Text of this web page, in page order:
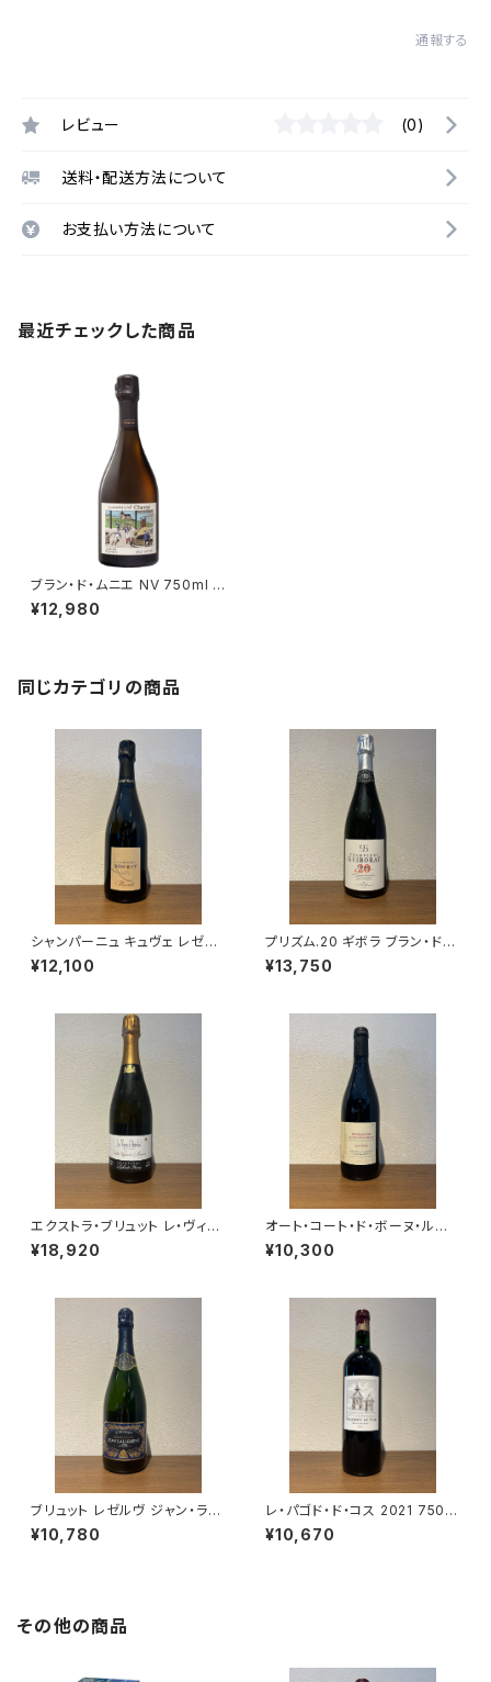
通報する
レビュー (0)
送料・配送方法について
お支払い方法について
最近チェックした商品
ブラン・ド・ムニエ NV 750ml シ
ャヴォスト
¥12,980
同じカテゴリの商品
シャンパーニュ キュヴェ レゼル
ヴェ ブリュット ブラン ド ブラン
NV 750ml アサイー ルクレー
¥12,100
プリズム.20 ギボラ ブラン・ド・
ブラン シャンパーニュ グラン・ク
リュ 750ml
¥13,750
エクストラ・ブリュット レ・ヴィー
ニュ・ドートルフォワ 2021 ラエ
ルト・フレール シャンパーニュ ム
¥18,920
オート・コート・ド・ボーヌ・ルー
ジュ レ・コテ 2022 ドメーヌ・
ド・カシオペ 赤ワイン ブルゴー
¥10,300
ブリュット レゼルヴ ジャン・ラル
マン シャンパーニュ ヴェルズネ
イ 750ml
¥10,780
レ・パゴド・ド・コス 2021 750m
l¥10,670
その他の商品